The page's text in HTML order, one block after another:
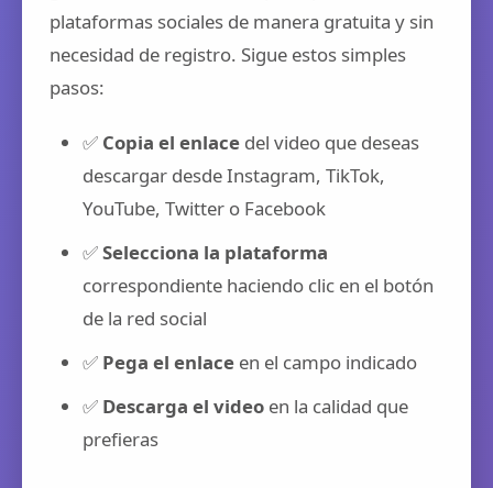
plataformas sociales de manera gratuita y sin
necesidad de registro. Sigue estos simples
pasos:
✅ Copia el enlace del video que deseas
descargar desde Instagram, TikTok,
YouTube, Twitter o Facebook
✅Selecciona la plataforma
correspondiente haciendo clic en el botón
de la red social
✅ Pega el enlace en el campo indicado
✅ Descarga el video en la calidad que
prefieras